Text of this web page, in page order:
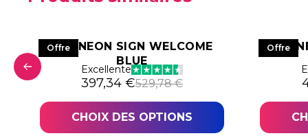
€.
€.
Offre
LED NEON SIGN WELCOME
BLUE
Excellente
529,78€
Le prix initial était : 529,78 €.
397,34 €
Le prix actuel est : 397,34 €.
CHOIX DES OPTIONS
Offre
LED